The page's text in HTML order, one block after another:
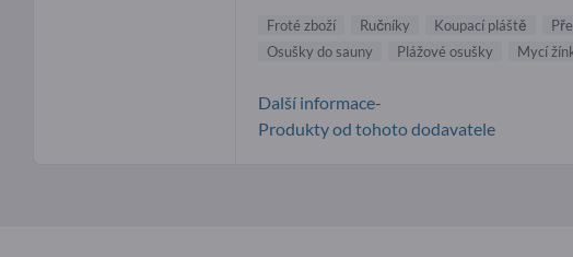
Froté zboží Ručníky Koupací pláště
Osušky do sauny
Plážové osušky Mycí
Další informace-
Produkty od tohoto dodavatele